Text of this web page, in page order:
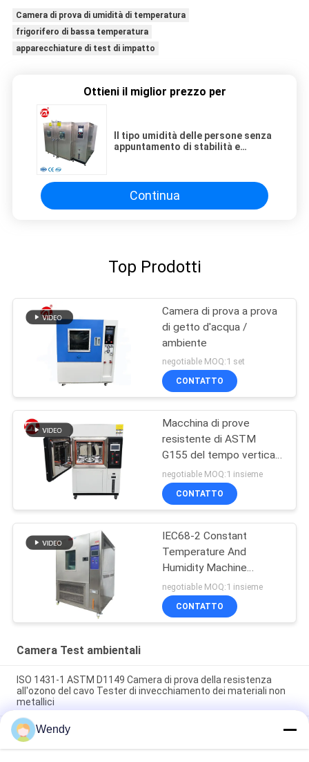
Camera di prova di umidità di temperatura
frigorifero di bassa temperatura
apparecchiature di test di impatto
Ottieni il miglior prezzo per
Il tipo umidità delle persone senza
appuntamento di stabilità e
Continua
Top Prodotti
Camera di prova a prova
di getto d'acqua /
ambiente
negotiable MOQ:1 set
CONTATTO
Macchina di prove
resistente di ASTM
G155 del tempo verticale
della lampada allo xeno
negotiable MOQ:1 insieme
CONTATTO
IEC68-2 Constant
Temperature And
Humidity Machine
programmabile
negotiable MOQ:1 insieme
CONTATTO
Camera Test ambientali
ISO 1431-1 ASTM D1149 Camera di prova della resistenza
all'ozono del cavo Tester di invecchiamento dei materiali non
metallici
ISO 187 TAPPI T 402 Camera di umidità a temperatura
costante per camera di prova ambientale per il
condizionamento della carta
Wendy